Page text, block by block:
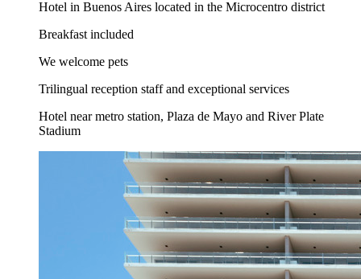
Hotel in Buenos Aires located in the Microcentro district
Breakfast included
We welcome pets
Trilingual reception staff and exceptional services
Hotel near metro station, Plaza de Mayo and River Plate
Stadium